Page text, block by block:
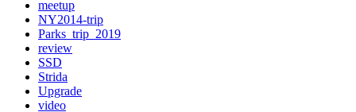
meetup
NY2014-trip
Parks_trip_2019
review
SSD
Strida
Upgrade
video